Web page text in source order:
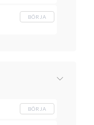
BÖRJA
BÖRJA